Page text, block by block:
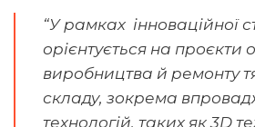
“У рамках інноваційної
орієнтується на проєкти
виробництва й ремонту
складу, зокрема
технологій, таких як 3D